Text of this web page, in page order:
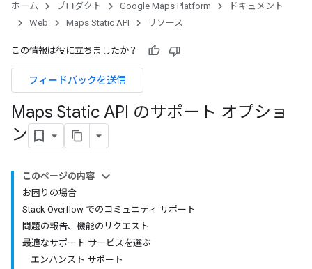
ホーム プロダクト Google Maps Platform
ドキュメント
Web
Maps Static API リソース
この情報は役に立ちましたか？
フィードバックを送信
Maps Static API のサポート オプショ
ン
このページの内容
お困りの場合
Stack Overflow でのコミュニティ サポート
問題の報告、機能のリクエスト
最適なサポート サービスを選ぶ
エンハンスト サポート